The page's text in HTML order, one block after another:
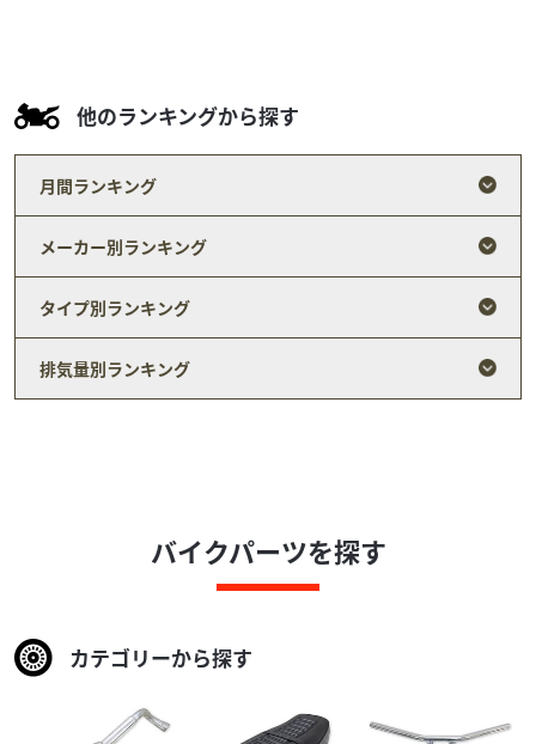
ホンダ BB商会足立店 BBFACTORY
CB1100EX ノーマル/純正ETC2.0/純正グリップヒ...
175.50
低走行車両！入庫！ ＢＢＦＡＣＴＯＲＹ足立は整備・修
他のランキングから探す
月間ランキング
メーカー別ランキング
タイプ別ランキング
排気量別ランキング
バイクパーツを探す
カテゴリーから探す